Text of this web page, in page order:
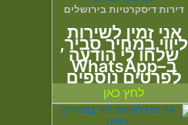
דירות דיסקרטיות בירושלים
אני זמין לשירות
ליווי במחיר סביר,
שלחו לי הודעה
ב–WhatsApp
לפרטים נוספים
לחץ כאן